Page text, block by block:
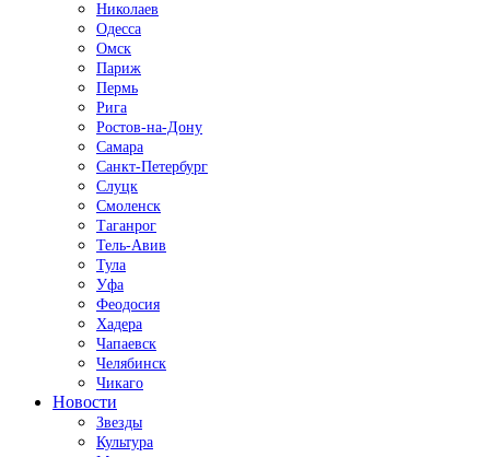
Николаев
Одесса
Омск
Париж
Пермь
Рига
Ростов-на-Дону
Самара
Санкт-Петербург
Слуцк
Смоленск
Таганрог
Тель-Авив
Тула
Уфа
Феодосия
Хадера
Чапаевск
Челябинск
Чикаго
Новости
Звезды
Культура